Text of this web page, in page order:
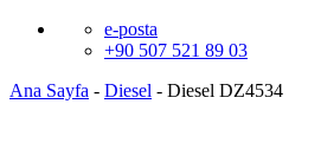
e-posta
+90 507 521 89 03
Ana Sayfa - Diesel - Diesel DZ4534